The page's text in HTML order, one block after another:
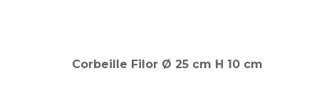
Corbeille Filor Ø 25 cm H 10 cm